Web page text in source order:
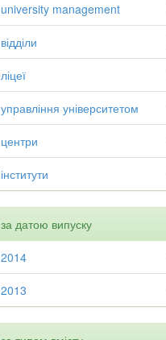
university management
відділи
ліцеї
управління університетом
центри
інститути
за датою випуску
2014
2013